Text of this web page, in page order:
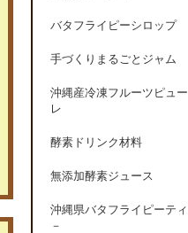
バタフライピーシロップ
手づくりまるごとジャム
沖縄産冷凍フルーツピュー
レ
酵素ドリンク材料
無添加酵素ジュース
沖縄県バタフライピーティ
－